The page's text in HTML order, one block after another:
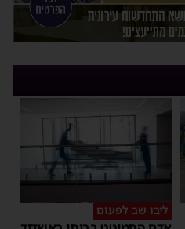
ליבו שב לפעום